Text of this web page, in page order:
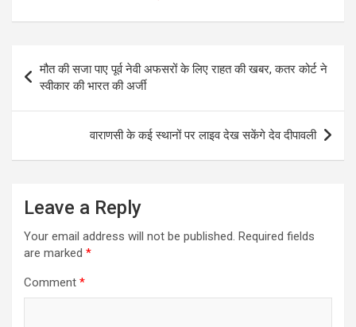
Post
navigation
मौत की सजा पाए पूर्व नेवी अफसरों के लिए राहत की खबर, कतर कोर्ट ने
स्वीकार की भारत की अर्जी
वाराणसी के कई स्थानों पर लाइव देख सकेंगे देव दीपावली
Leave a Reply
Your email address will not be published. Required fields
are marked *
Comment *